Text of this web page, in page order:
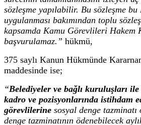
sözleşme yapılabilir. Bu sözleşme bu
uygulanması bakımından toplu
kapsamda Kamu Görevlileri Hakem
başvurulamaz.” hükmü,
375 saylı Kanun Hükmünde
maddesinde ise;
“Belediyeler ve bağlı kuruluşları
kadro ve pozisyonlarında istihdam
görevlilerine sosyal denge
denge tazminatının ödenebilecek